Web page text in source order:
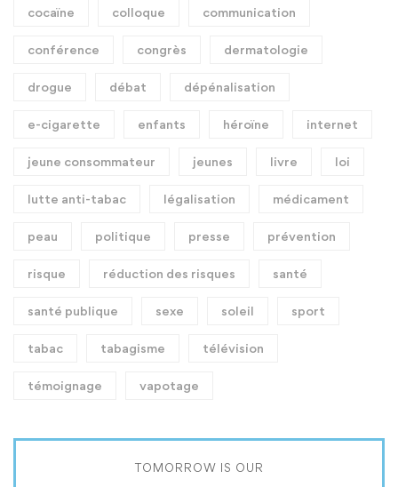
cocaïne colloque communication
conférence congrès dermatologie
drogue débat dépénalisation
e-cigarette enfants héroïne internet
jeune consommateur jeunes livre loi
lutte anti-tabac légalisation médicament
peau politique presse prévention
risque réduction des risques santé
santé publique sexe soleil sport
tabac tabagisme télévision
témoignage vapotage
TOMORROW IS OUR